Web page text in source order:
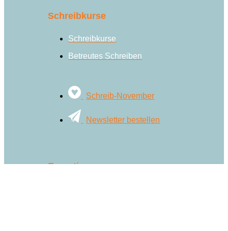
Schreibkurse
Schreibkurse
Betreutes Schreiben
Schreib-November
Newsletter bestellen
Expertise